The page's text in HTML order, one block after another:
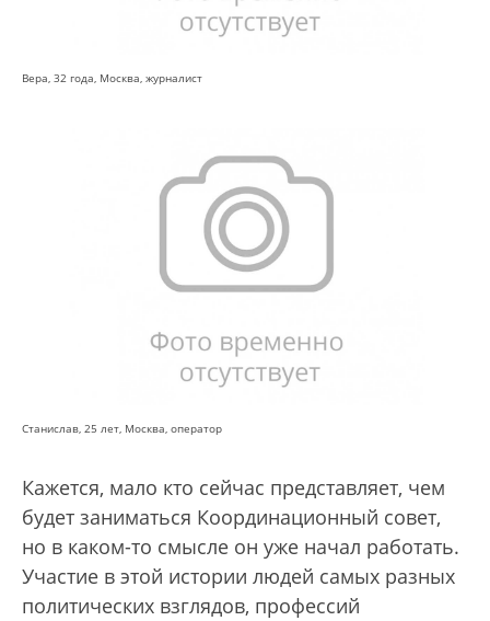
Вера, 32 года, Москва, журналист
Станислав, 25 лет, Москва, оператор
Кажется, мало кто сейчас представляет, чем
будет заниматься Координационный совет,
но в каком-то смысле он уже начал работать.
Участие в этой истории людей самых разных
политических взглядов, профессий